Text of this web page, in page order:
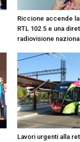
​Riccione accende
RTL 102.5 e una
radiovisione
​Lavori urgenti alla